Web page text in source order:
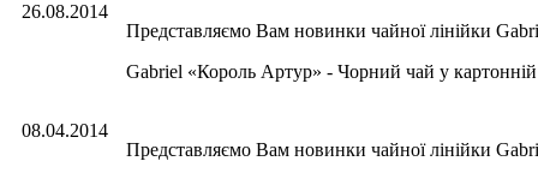
26.08.2014
Представляємо Вам новинки чайної лінійки
Gabriel «Король Артур» - Чорний чай у
08.04.2014
Представляємо Вам новинки чайної лінійки